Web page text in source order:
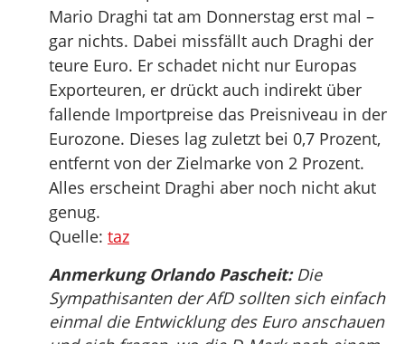
Mario Draghi tat am Donnerstag erst mal –
gar nichts. Dabei missfällt auch Draghi der
teure Euro. Er schadet nicht nur Europas
Exporteuren, er drückt auch indirekt über
fallende Importpreise das Preisniveau in der
Eurozone. Dieses lag zuletzt bei 0,7 Prozent,
entfernt von der Zielmarke von 2 Prozent.
Alles erscheint Draghi aber noch nicht akut
genug.
Quelle: taz
Anmerkung Orlando Pascheit:Die
Sympathisanten der AfD sollten sich einfach
einmal die Entwicklung des Euro anschauen